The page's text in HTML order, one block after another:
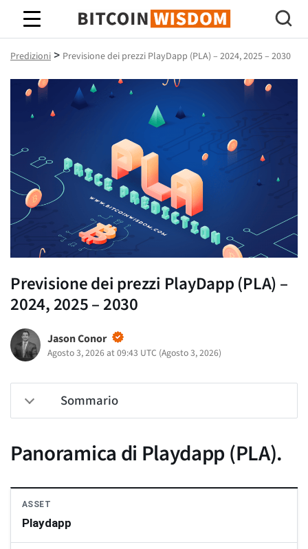
Saggezza Bitcoin
Predizioni > Previsione dei prezzi PlayDapp (PLA) – 2024, 2025 – 2030
Previsione dei prezzi PlayDapp (PLA) –
2024, 2025 – 2030
Jason Conor
Agosto 3, 2026 at 09:43 UTC (Agosto 3, 2026)
Sommario
Panoramica di Playdapp (PLA).
ASSET
Playdapp